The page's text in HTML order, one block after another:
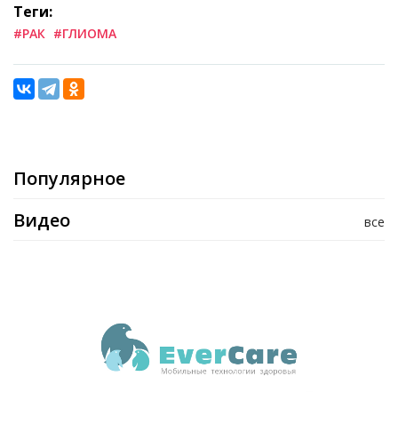
Теги:
#РАК #ГЛИОМА
Популярное
все
Видео